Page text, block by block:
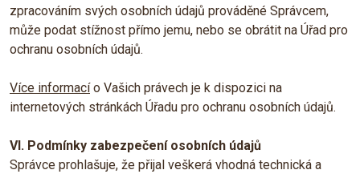
zpracováním svých osobních údajů prováděné Správcem,
může podat stížnost přímo jemu, nebo se obrátit na Úřad pro
ochranu osobních údajů.
Více informacío Vašich právech je k dispozici na
internetových stránkách Úřadu pro ochranu osobních údajů.
VI. Podmínky zabezpečení osobních údajů
Správce prohlašuje, že přijal veškerá vhodná technická a